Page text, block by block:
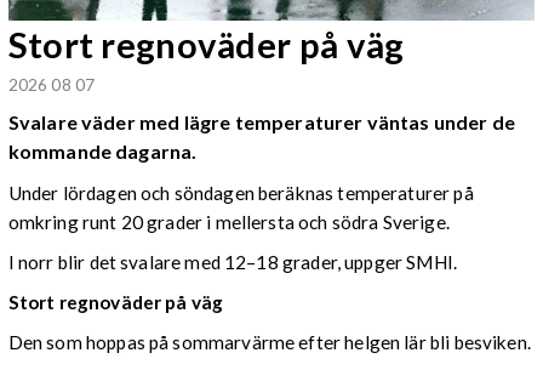
Stort regnoväder på väg
2026 08 07
Svalare väder med lägre temperaturer väntas under de
kommande dagarna.
Under lördagen och söndagen beräknas temperaturer på
omkring runt 20 grader i mellersta och södra Sverige.
I norr blir det svalare med 12–18 grader, uppger SMHI.
Stort regnoväder på väg
Den som hoppas på sommarvärme efter helgen lär bli besviken.